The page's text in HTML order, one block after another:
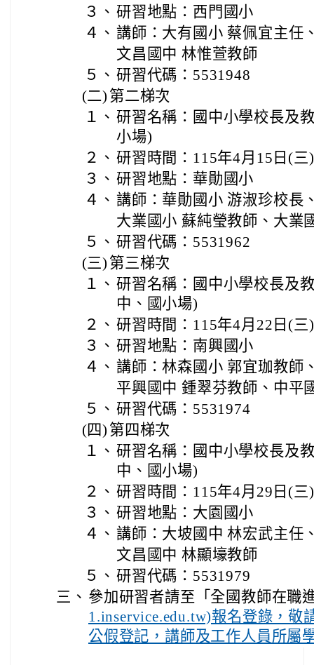
３、 研習地點：西門國小
４、 講師：大有國小 蔡佩宜主任
文昌國中 林惟萱教師
５、 研習代碼：5531948
(二) 第二梯次
１、 研習名稱：國中小學校長及
小場)
２、 研習時間：115年4月15日(三
３、 研習地點：華勛國小
４、 講師：華勛國小 游淑珍校長
大業國小 蘇純瑩教師、大業
５、 研習代碼：5531962
(三) 第三梯次
１、 研習名稱：國中小學校長及
中、國小場)
２、 研習時間：115年4月22日(三
３、 研習地點：南興國小
４、 講師：林森國小 郭宜珈教師
平興國中 鍾翠芬教師、中平
５、 研習代碼：5531974
(四) 第四梯次
１、 研習名稱：國中小學校長及
中、國小場)
２、 研習時間：115年4月29日(三
３、 研習地點：大園國小
４、 講師：大坡國中 林宏武主任
文昌國中 林顯壕教師
５、 研習代碼：5531979
三、 參加研習者請至「全國教師在職
1.inservice.edu.tw)報名登錄，敬
公假登記，講師及工作人員所屬